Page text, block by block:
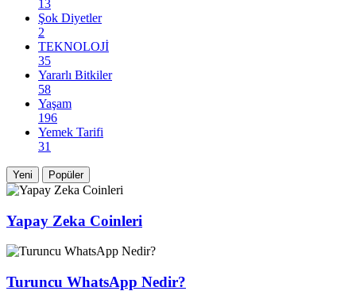
13
Şok Diyetler
2
TEKNOLOJİ
35
Yararlı Bitkiler
58
Yaşam
196
Yemek Tarifi
31
Yeni Popüler
Yapay Zeka Coinleri
Turuncu WhatsApp Nedir?